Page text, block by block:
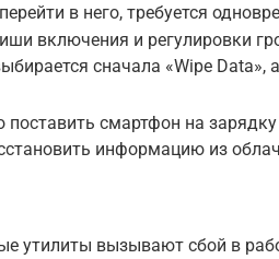
в него, требуется
включения и регулировки
сначала «Wipe Data»,
поставить смартфон на
информацию из
утилиты вызывают сбой в